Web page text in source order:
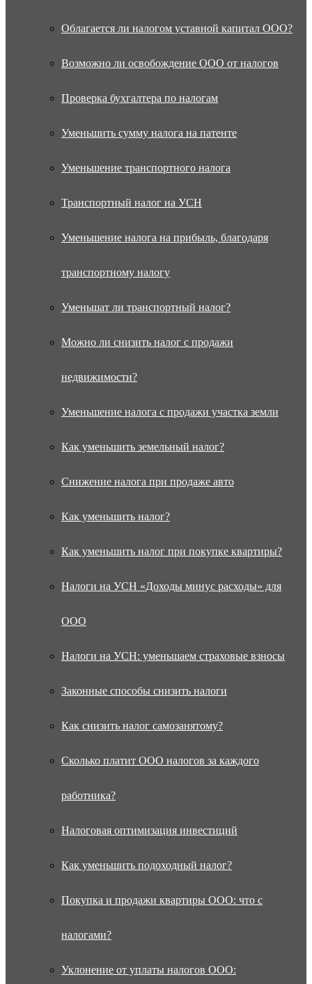
Облагается ли налогом уставной капитал ООО?
Возможно ли освобождение ООО от налогов
Проверка бухгалтера по налогам
Уменьшить сумму налога на патенте
Уменьшение транспортного налога
Транспортный налог на УСН
Уменьшение налога на прибыль, благодаря
транспортному налогу
Уменьшат ли транспортный налог?
Можно ли снизить налог с продажи
недвижимости?
Уменьшение налога с продажи участка земли
Как уменьшить земельный налог?
Снижение налога при продаже авто
Как уменьшить налог?
Как уменьшить налог при покупке квартиры?
Налоги на УСН «Доходы минус расходы» для
ООО
Налоги на УСН: уменьшаем страховые взносы
Законные способы снизить налоги
Как снизить налог самозанятому?
Сколько платит ООО налогов за каждого
работника?
Налоговая оптимизация инвестиций
Как уменьшить подоходный налог?
Покупка и продажи квартиры ООО: что с
налогами?
Уклонение от уплаты налогов ООО: